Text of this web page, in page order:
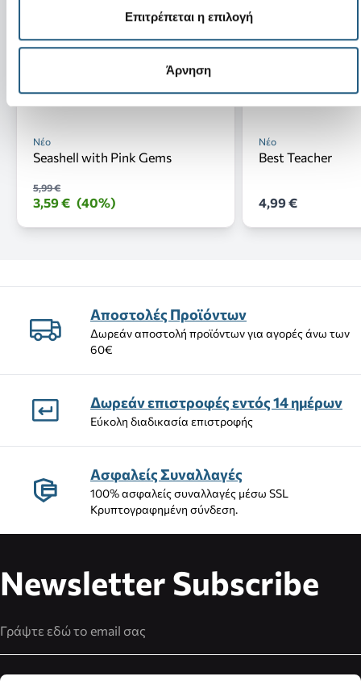
Επιτρέπεται η επιλογή
Άρνηση
Νέο
Seashell with Pink Gems
5,99 €
3,59 € (40%)
Νέο
Best Teacher
4,99 €
Αποστολές Προϊόντων
Δωρεάν αποστολή προϊόντων για αγορές άνω των
60€
Δωρεάν επιστροφές εντός 14 ημέρων
Εύκολη διαδικασία επιστροφής
Ασφαλείς Συναλλαγές
100% ασφαλείς συναλλαγές μέσω SSL
Κρυπτογραφημένη σύνδεση.
Newsletter Subscribe